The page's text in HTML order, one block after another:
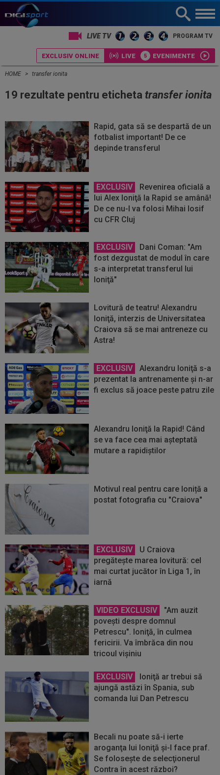
LIVE TV PROGRAM TV
EXCLUSIV ONLINE LIVE EVENIMENTE
HOME transfer ionita
19 rezultate pentru eticheta transfer ionita
Rapid, gata să se despartă de un
fotbalist important! De ce
depinde transferul
EXCLUSIV
Revenirea oficială a
lui Alex Ioniţă la Rapid se amână!
De ce nu-l va folosi Mihai Iosif
cu CFR Cluj
EXCLUSIV
Dani Coman: "Am
fost dezgustat de modul în care
s-a interpretat transferul lui
Ioniţă"
Lovitură de teatru! Alexandru
Ioniţă, interzis de Universitatea
Craiova să se mai antreneze cu
Astra!
EXCLUSIV
Alexandru Ioniţă s-a
prezentat la antrenamente şi n-ar
fi exclus să joace peste patru zile
Alexandru Ioniţă la Rapid! Când
se va face cea mai aşteptată
mutare a rapidiştilor
Motivul real pentru care Ioniță a
postat fotografia cu "Craiova"
EXCLUSIV
U Craiova
pregăteşte marea lovitură: cel
mai curtat jucător în Liga 1, în
iarnă
VIDEO EXCLUSIV
"Am auzit
poveşti despre domnul
Petrescu". Ioniţă, în culmea
fericirii. Va îmbrăca din nou
tricoul vişiniu
EXCLUSIV
Ioniţă ar trebui să
ajungă astăzi în Spania, sub
comanda lui Dan Petrescu
Becali nu poate să-i ierte
aroganţa lui Ioniţă şi-l face praf.
Se foloseşte de selecţionerul
Contra în acest război?